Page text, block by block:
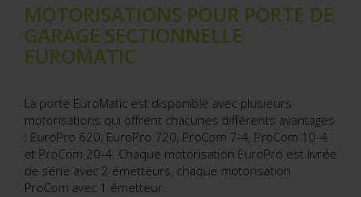
MOTORISATIONS POUR PORTE DE
GARAGE SECTIONNELLE
EUROMATIC
La porte EuroMatic est disponible avec plusieurs
motorisations qui offrent chacunes différents avantages
: EuroPro 620, EuroPro 720, ProCom 7-4, ProCom 10-4
et ProCom 20-4. Chaque motorisation EuroPro est livrée
de série avec 2 émetteurs, chaque motorisation
ProCom avec 1 émetteur.